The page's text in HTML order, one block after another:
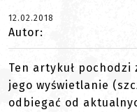
12.02.2018
Autor:
Ten artykuł
jego wyświetlanie
odbiegać od